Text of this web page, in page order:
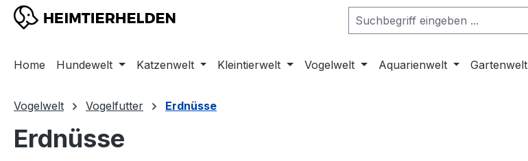
Hauptinhalt springen
Zur Suche springen
Zur Hauptnavigation springen
Home Hundewelt Katzenwelt Kleintierwelt Vogelwelt Aquarienwelt Gartenwelt
Vogelwelt Vogelfutter Erdnüsse
Erdnüsse